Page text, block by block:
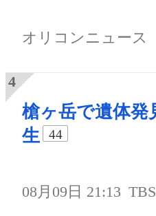
オリコンニュース
槍ヶ岳で遺体発
生
44
08月09日 21:13